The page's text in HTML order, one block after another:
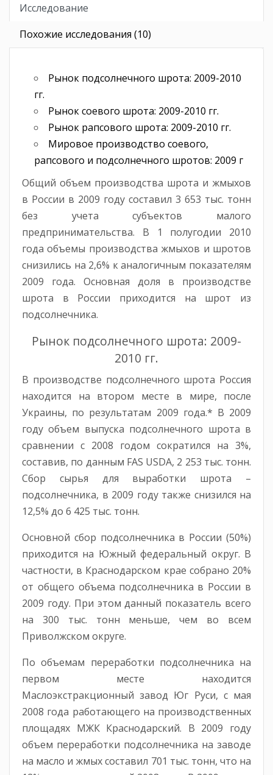
Исследование
Похожие исследования (10)
Рынок подсолнечного шрота: 2009-2010
гг.
Рынок соевого шрота: 2009-2010 гг.
Рынок рапсового шрота: 2009-2010 гг.
Мировое производство соевого,
рапсового и подсолнечного шротов: 2009 г
Общий объем производства шрота и жмыхов
в России в 2009 году составил 3 653 тыс. тонн
без учета субъектов малого
предпринимательства. В 1 полугодии 2010
года объемы производства жмыхов и шротов
снизились на 2,6% к аналогичным показателям
2009 года. Основная доля в производстве
шрота в России приходится на шрот из
подсолнечника.
Рынок подсолнечного шрота: 2009-
2010 гг.
В производстве подсолнечного шрота Россия
находится на втором месте в мире, после
Украины, по результатам 2009 года.* В 2009
году объем выпуска подсолнечного шрота в
сравнении с 2008 годом сократился на 3%,
составив, по данным FAS USDA, 2 253 тыс. тонн.
Сбор сырья для выработки шрота –
подсолнечника, в 2009 году также снизился на
12,5% до 6 425 тыс. тонн.
Основной сбор подсолнечника в России (50%)
приходится на Южный федеральный округ. В
частности, в Краснодарском крае собрано 20%
от общего объема подсолнечника в России в
2009 году. При этом данный показатель всего
на 300 тыс. тонн меньше, чем во всем
Приволжском округе.
По объемам переработки подсолнечника на
первом месте находится
Маслоэкстракционный завод Юг Руси, с мая
2008 года работающего на производственных
площадях МЖК Краснодарский. В 2009 году
объем переработки подсолнечника на заводе
на масло и жмых составил 701 тыс. тонн, что на